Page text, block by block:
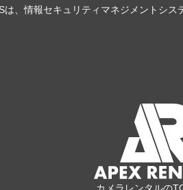
は、情報セキュリティマネジメントシ